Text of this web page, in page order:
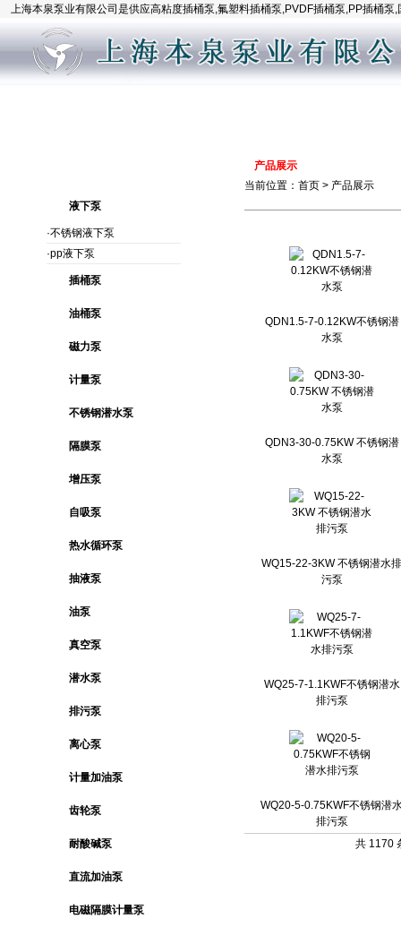
上海本泉泵业有限公司是供应高粘度插桶泵,氟塑料插桶泵,PVDF插桶泵,PP插桶泵
液下泵
·不锈钢液下泵
·pp液下泵
插桶泵
油桶泵
磁力泵
计量泵
不锈钢潜水泵
隔膜泵
增压泵
自吸泵
热水循环泵
抽液泵
油泵
真空泵
潜水泵
排污泵
离心泵
计量加油泵
齿轮泵
耐酸碱泵
直流加油泵
电磁隔膜计量泵
产品展示
当前位置： 首页 > 产品展示
QDN1.5-7-0.12KW不锈钢潜
水泵
QDN3-30-0.75KW 不锈钢潜
水泵
WQ15-22-3KW 不锈钢潜水排
污泵
WQ25-7-1.1KWF不锈钢潜水
排污泵
WQ20-5-0.75KWF不锈钢潜
排污泵
共 1170